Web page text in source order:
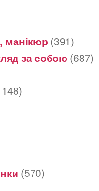
манікюр (391)
за собою (687)
(570)